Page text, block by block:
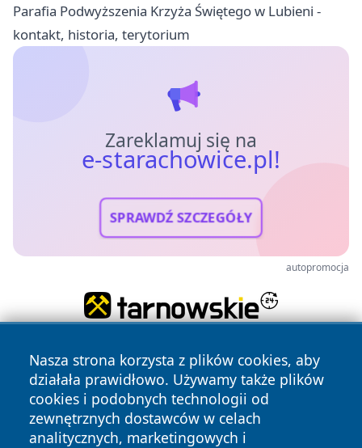
Parafia Podwyższenia Krzyża Świętego w Lubieni -
kontakt, historia, terytorium
Zareklamuj się na
e-starachowice.pl!
SPRAWDŹ SZCZEGÓŁY
autopromocja
Nasza strona korzysta z plików cookies, aby
działała prawidłowo. Używamy także plików
cookies i podobnych technologii od
zewnętrznych dostawców w celach
analitycznych, marketingowych i